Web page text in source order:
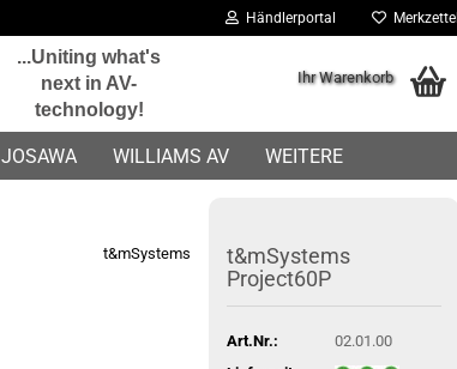
Händlerportal
E-Mail
Merkzettel
...Uniting what's
next in AV-
technology!
Ihr Warenkorb
JOSAWA WILLIAMS AV WEITERE
t&mSystems
t&mSystems
Project60P
Art.Nr.:
02.01.00